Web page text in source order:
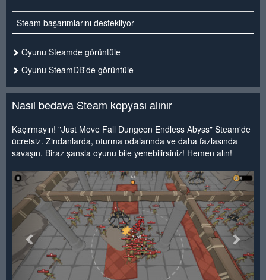
Steam başarımlarını destekliyor
Oyunu Steamde görüntüle
Oyunu SteamDB'de görüntüle
Nasıl bedava Steam kopyası alınır
Kaçırmayın! "Just Move Fall Dungeon Endless Abyss" Steam'de
ücretsiz. Zindanlarda, oturma odalarında ve daha fazlasında
savaşın. Biraz şansla oyunu bile yenebilirsiniz! Hemen alın!
< >